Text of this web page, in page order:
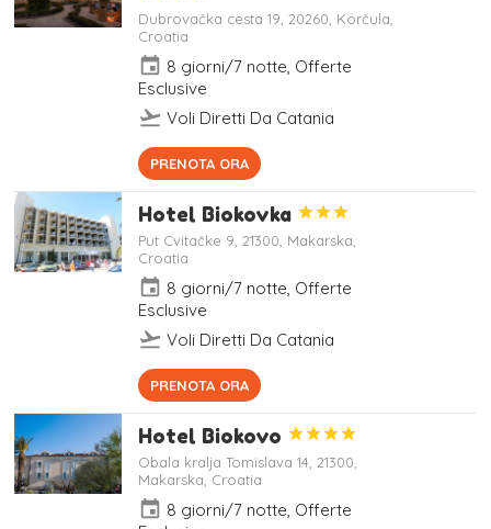
Dubrovačka cesta 19, 20260, Korčula,
Croatia
event 8 giorni/7 notte, Offerte
Esclusive
flight_takeoff Voli Diretti Da Catania
Completamente rinnovato nel 2017
e affacciato sulla baia, l'Aminess
Port 9 Resort offre una piscina
all'aperto con terrazza
PRENOTA ORA
Hotel Biokovka 


Put Cvitačke 9, 21300, Makarska,
Croatia
event 8 giorni/7 notte, Offerte
Esclusive
flight_takeoff Voli Diretti Da Catania
Situato a circa 6 minuti a piedi dalla
Spiaggia di Macarsca, il Biokovka
Hotel3 stelle, ha cure termali e
varie possibilità ricreative. Questo
hotel è a due passi dalla Gradska
plaza. C'è una spiaggia con ciottoli
a 50 metri dalla struttura, mentre
PRENOTA ORA
Hotel Biokovo 



Obala kralja Tomislava 14, 21300,
Makarska, Croatia
event 8 giorni/7 notte, Offerte